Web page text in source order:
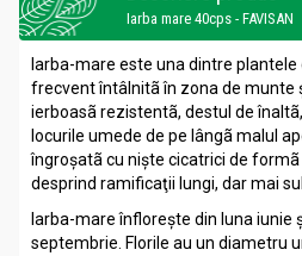
Iarba mare 40cps - FAVISAN
Iarba-mare este una dintre
frecvent întâlnitã în zona de munte
ierboasã rezistentã, destul de
locurile umede de pe lângã malul
îngroşatã cu nişte cicatrici de formã
desprind ramificaţii lungi, dar mai
Iarba-mare înfloreşte din luna iunie
septembrie. Florile au un diametru